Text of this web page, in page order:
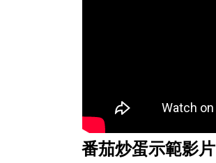
番茄炒蛋示範影片